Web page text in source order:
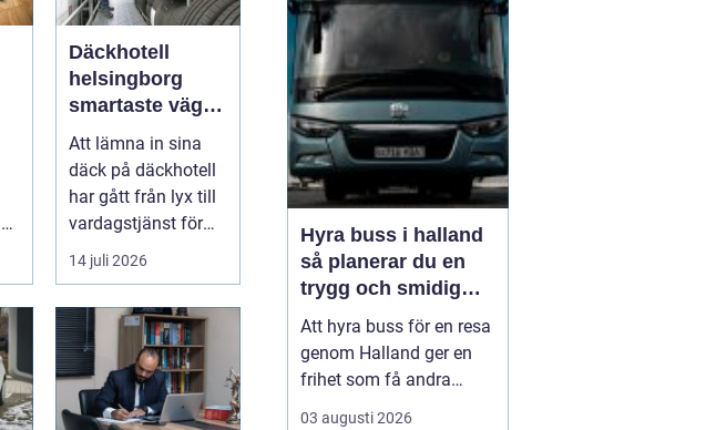
Däckhotell
helsingborg
smartaste vägen
till säkra
hjulskift
Att lämna in sina
däck på däckhotell
har gått från lyx till
vardagstjänst för
många bilägare. I
Hels...
14 juli 2026
stått utan toalett i en
park, på en badplats eller
under et...
Hyra buss i halland
så planerar du en
trygg och smidig
resa
Att hyra buss för en resa
genom Halland ger en
frihet som få andra
resealternativ erbjuder.
03 augusti 2026